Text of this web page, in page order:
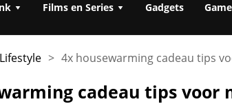
Films en Series Gadgets
Lifestyle > 4x housewarming cadeau tips
cadeau tips voor